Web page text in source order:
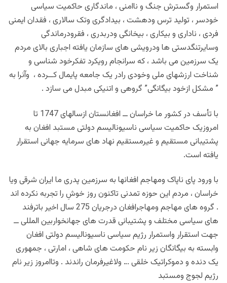
استمرار وگسترش جنگ و ناامنی ، ماندگاری حاکمیت سیاسی
خودسر ، تولید ترس ودهشت ، بیدادگری وتک سالاری ، فقدان ایمنی
فردی ، ناداری و بیکاری ، بیخانگی ودربدری ، فقرودرماندگی
وسایرتنگدستی ها ودرویشی های سازمان یافته اجباری بالای مردم
یک سرزمین می باشد ، که سرانجام رویکرد تفکرخود شناسی و
شناخت ارزشهای ملی وخودی رادر یک جامعه پایمال کــرده ، وآنرا به
” مشکل ازخود بیگانگی” گروهی و اتنیکی مبدل می سازد .
با تأسف در کشور ما خراسان ــ افغانستان ازسالهای 1747 تا
امروزیک حاکمیت سیاسی ناسیونالیسم دولتی مستبد افغان به
پشتیبانی مستقیم و غیرمستقیم نهاد های سرمایه جهانی استقرار
یافته است.
با ورود پای ناپاک ومهاجم افغانها به سرزمین پدری ما ایران شرقی ویا
خراسان ، مردم این حوزه تمدنی تاکنون روز خوشِ را تجربه نکرده اند
. گروه های مهاجم ومهاجرافغان درجریان 275 سال اخیر باترفند
های سیاسی مختلف و پشتیبانی قدرت های جهانخواربین المللی ــ
جهت استقرار واستمرار رژیم سیاسی ناسیونالیسم دولتی افغان
وابسته به بیگانگان زیر نام حکومت های شاهی ، امارتی ، جمهوری
یک دنده و دموکراتیک خلقی … ولاغیرفرمان راندند . وتاامروز زیر نام
رژیم لجوج ومستبد